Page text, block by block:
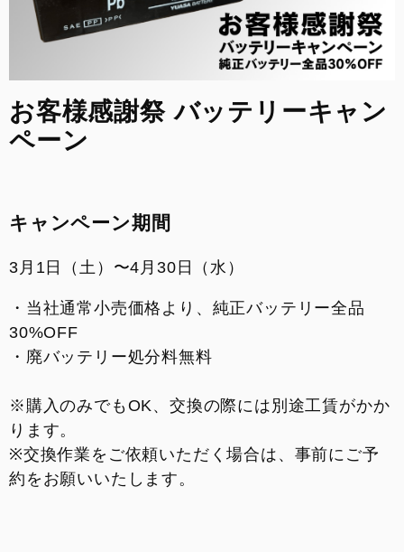
店舗案内
整備予約
INSTAGRAM
お客様感謝祭 バッテリーキャン
ペーン
キャンペーン期間
3月1日（土）〜4月30日（水）
・当社通常小売価格より、純正バッテリー全品
30%OFF
・廃バッテリー処分料無料
※購入のみでもOK、交換の際には別途工賃がかか
ります。
※交換作業をご依頼いただく場合は、事前にご予
約をお願いいたします。